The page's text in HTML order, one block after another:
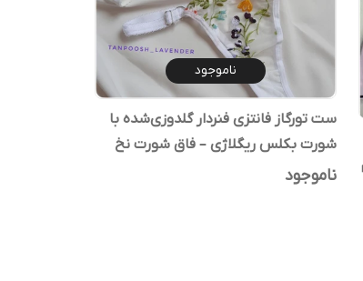
ناموجود
ست تورگاز فانتزی فنردار گلدوزی‌شده با
شورت بکلس ریگلاژی – فاق شورت نخ
ناموجود